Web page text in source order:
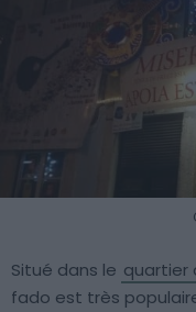
Situé dans le quartier
fado est très